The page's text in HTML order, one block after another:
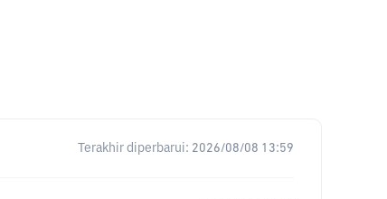
Terakhir diperbarui: 2026/08/08 13:59